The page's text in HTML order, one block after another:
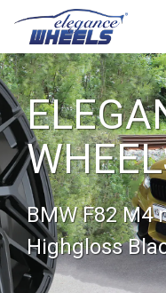
Audi R8 mit
Polished